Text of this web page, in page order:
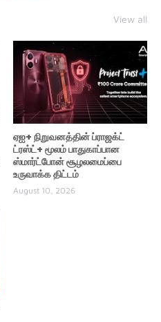
View all
ஏஐ+ நிறுவனத்தின் ப்ராஜக்ட்
ட்ரஸ்ட்+ மூலம் பாதுகாப்பான
ஸ்மார்ட்போன் சூழலமைப்பை
உருவாக்க திட்டம்
August 10, 2026